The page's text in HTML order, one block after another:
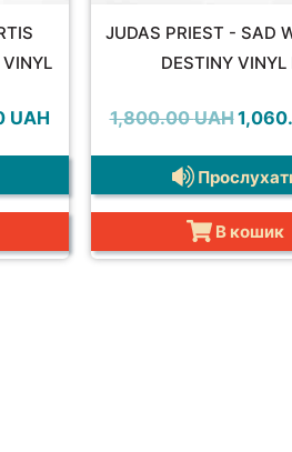
UAHПоточна
1,250.00 UAH.
JUDAS PRIEST - SAD
DESTINY VINYL
1,800.00UAH
ціна:
В кошик